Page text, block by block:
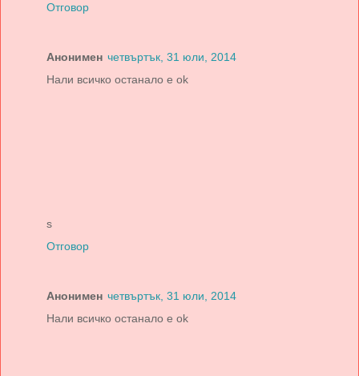
Отговор
Анонимен четвъртък, 31 юли, 2014
Нали всичко останало е ok
s
Отговор
Анонимен четвъртък, 31 юли, 2014
Нали всичко останало е ok